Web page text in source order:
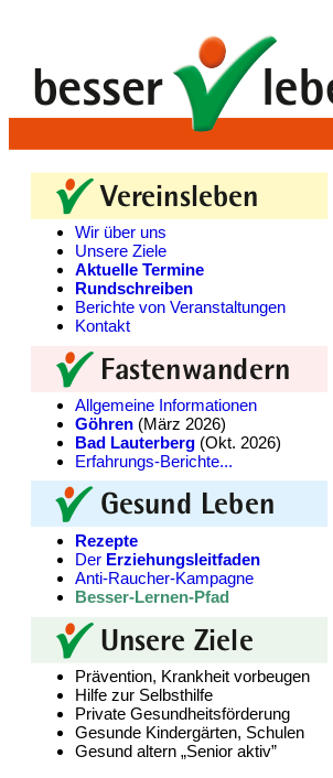
Wir über uns
Unsere Ziele
Aktuelle Termine
Rundschreiben
Berichte von Veranstaltungen
Kontakt
Allgemeine Informationen
Göhren (März 2026)
Bad Lauterberg (Okt. 2026)
Erfahrungs-Berichte...
Rezepte
Der Erziehungsleitfaden
Anti-Raucher-Kampagne
Besser-Lernen-Pfad
Prävention, Krankheit vorbeugen
Hilfe zur Selbsthilfe
Private Gesundheitsförderung
Gesunde Kindergärten, Schulen
Gesund altern „Senior aktiv”